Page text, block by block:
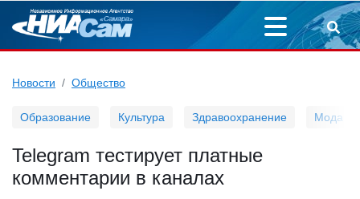
Новости Общество
Образование Культура Здравоохранение Мода
Telegram тестирует платные
комментарии в каналах